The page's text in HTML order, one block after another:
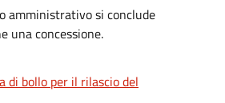
amministrativo si conclude
una concessione.
di bollo per il rilascio del